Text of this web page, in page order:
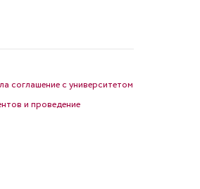
соглашение с университетом
и проведение